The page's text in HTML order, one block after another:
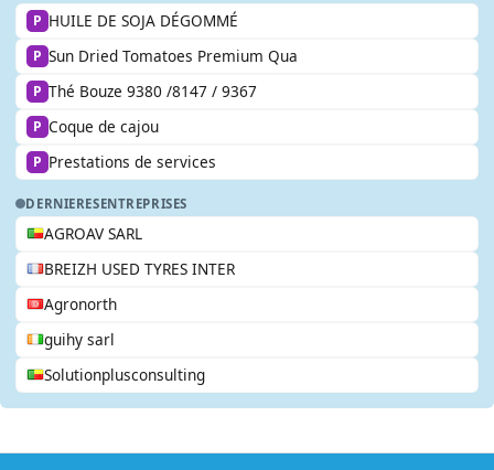
P HUILE DE SOJA DÉGOMMÉ
P Sun Dried Tomatoes Premium Qua
P Thé Bouze 9380 /8147 / 9367
P Coque de cajou
P Prestations de services
DERNIERESENTREPRISES
AGROAV SARL
BREIZH USED TYRES INTER
Agronorth
guihy sarl
Solutionplusconsulting